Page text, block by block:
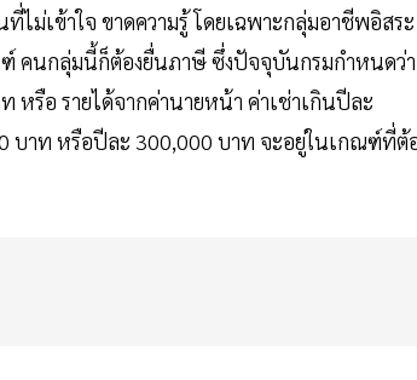
ม่เข้าใจ ขาดความรู้ โดยเฉพาะกลุ่มอาชีพอิสระ
ฑ์ คนกลุ่มนี้ก็ต้องยื่นภาษี ซึ่งปัจจุบันกรมกำหนดว่า
หรือ รายได้จากค่านายหน้า ค่าเช่าเกินปีละ
บาท หรือปีละ 300,000 บาท จะอยู่ในเกณฑ์ที่ต้